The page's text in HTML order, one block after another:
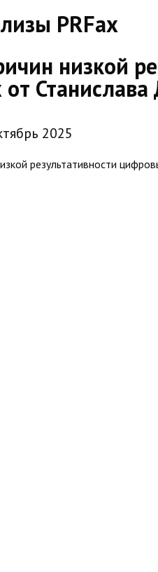
PRFax
низкой
от
2025